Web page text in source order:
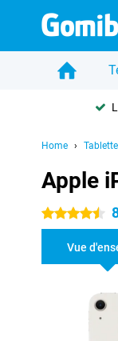
Home Tablette
Apple
4.5 étoiles
Vue